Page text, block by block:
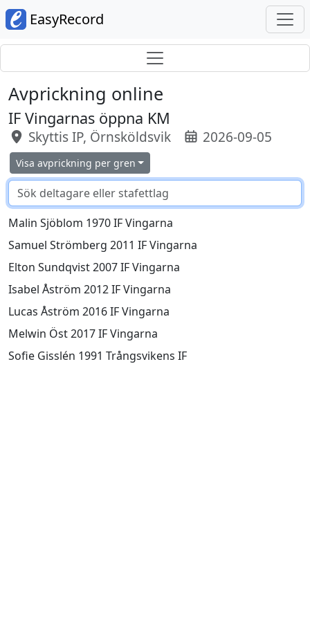
EasyRecord
Avprickning online
IF Vingarnas öppna KM
Skyttis IP, Örnsköldsvik 2026-09-05
Malin Sjöblom 1970 IF Vingarna
Samuel Strömberg 2011 IF Vingarna
Elton Sundqvist 2007 IF Vingarna
Isabel Åström 2012 IF Vingarna
Lucas Åström 2016 IF Vingarna
Melwin Öst 2017 IF Vingarna
Sofie Gisslén 1991 Trångsvikens IF
Visa avprickning per gren